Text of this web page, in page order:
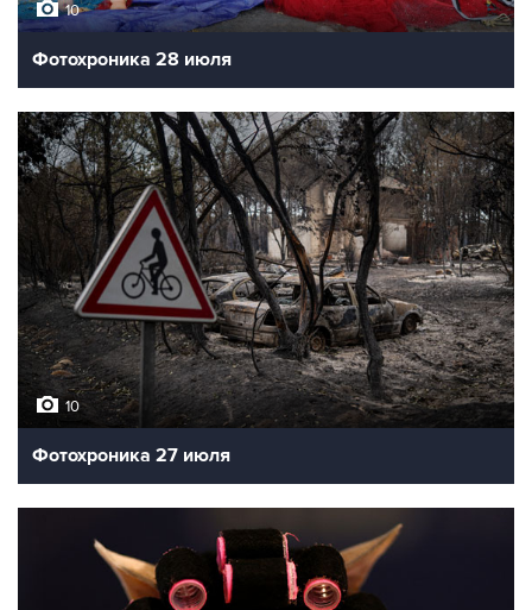
10
Фотохроника 28 июля
10
Фотохроника 27 июля